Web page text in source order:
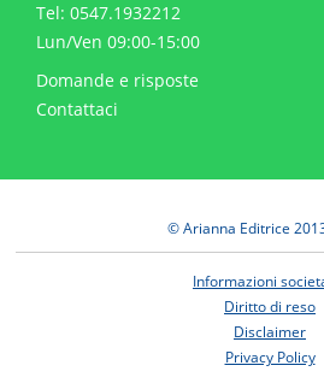
Tel: 0547.1932212
Lun/Ven 09:00-15:00
Domande e risposte
Contattaci
© Arianna Editrice
Informazioni
Diritto di reso
Disclaimer
Privacy Policy